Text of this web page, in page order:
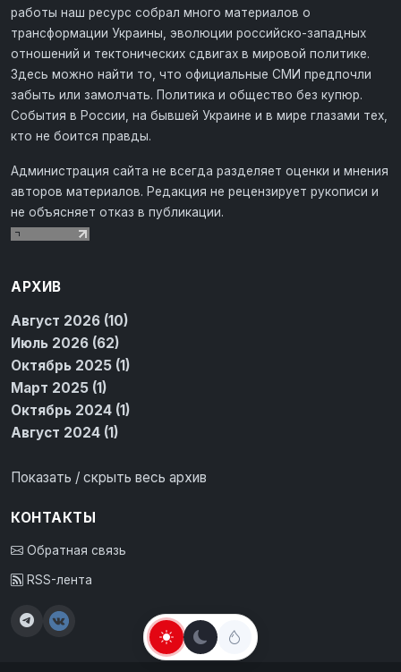
работы наш ресурс собрал много материалов о
трансформации Украины, эволюции российско-западных
отношений и тектонических сдвигах в мировой политике.
Здесь можно найти то, что официальные СМИ предпочли
забыть или замолчать. Политика и общество без купюр.
События в России, на бывшей Украине и в мире глазами тех,
кто не боится правды.
Администрация сайта не всегда разделяет оценки и мнения
авторов материалов. Редакция не рецензирует рукописи и
не объясняет отказ в публикации.
АРХИВ
Август 2026 (10)
Июль 2026 (62)
Октябрь 2025 (1)
Март 2025 (1)
Октябрь 2024 (1)
Август 2024 (1)
Показать / скрыть весь архив
КОНТАКТЫ
Обратная связь
RSS-лента